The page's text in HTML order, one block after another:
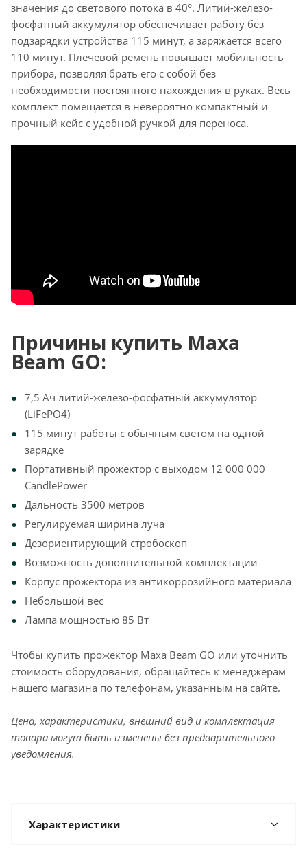
значения до светового потока в 40°. Литий-железо-
фосфатный аккумулятор обеспечивает работу без
подзарядки устройства 115 минут, а заряжается всего
110 минут. Плечевой ремень повышает мобильность
прибора, позволяя брать его с собой без
необходимости постоянного нахождения в руках. Весь
комплект помещается в невероятно компактный и
прочный кейс с удобной ручкой для переноса.
Причины купить Maxa
Beam GO:
7,5 Ач литий-железо-фосфатный аккумулятор
(LiFePO4)
115 минут работы с обычным светом на одной
зарядке
Портативный прожектор с выходом 12 000 000
CandlePower
Дальность 3500 метров
Регулируемая ширина луча
Дезориентирующий стробоскоп
Возможность дополнительной комплектации
Корпус прожектора из антикоррозийного материала
Небольшой вес
Лампа мощностью 85 Вт
Чтобы купить прожектор Maxa Beam GO или уточнить
стоимость оборудования, обращайтесь к менеджерам
нашего магазина по телефонам, указанным на сайте.
Цена, характеристики, внешний вид и комплектация
товара могут быть изменены без предварительного
уведомления.
Характеристики